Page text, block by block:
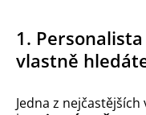
1.
vlastně
Jedna z